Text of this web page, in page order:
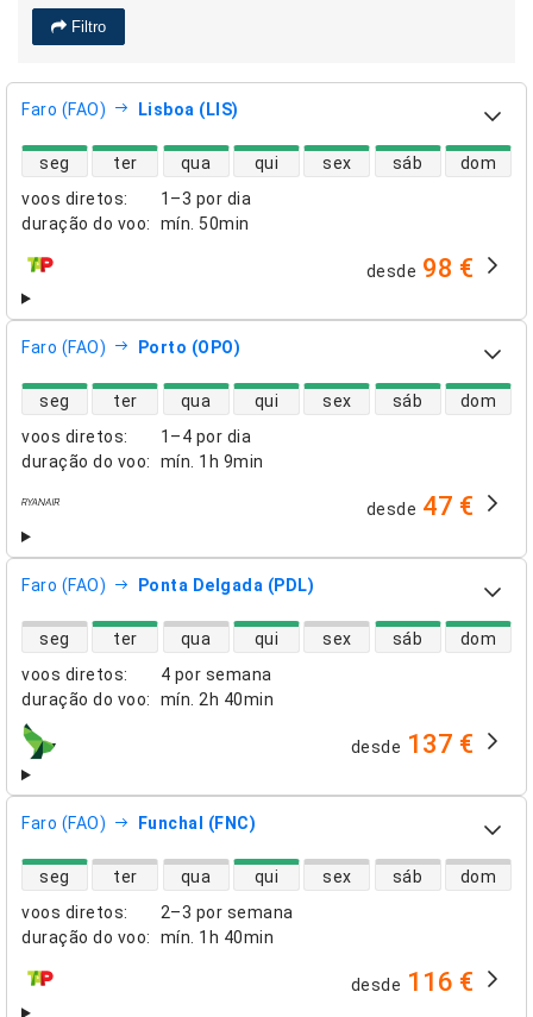
Filtro
Faro (FAO) Lisboa (LIS)
voos diretos:
1–3 por dia
duração do voo: mín. 50min
disponibilidade de voos diretos
seg ter qua qui sex sáb dom
companhias aéreas desde 98 €
Faro (FAO) Porto (OPO)
voos diretos:
1–4 por dia
duração do voo: mín. 1h 9min
disponibilidade de voos diretos
seg ter qua qui sex sáb dom
desde 47 €
Faro (FAO) Ponta Delgada (PDL)
voos diretos:
4 por semana
duração do voo: mín. 2h 40min
disponibilidade de voos diretos
seg ter qua qui sex sáb dom
companhias aéreas desde 137 €
Faro (FAO) Funchal (FNC)
voos diretos:
2–3 por semana
duração do voo: mín. 1h 40min
disponibilidade de voos diretos
seg ter qua qui sex sáb dom
companhias aéreas desde 116 €